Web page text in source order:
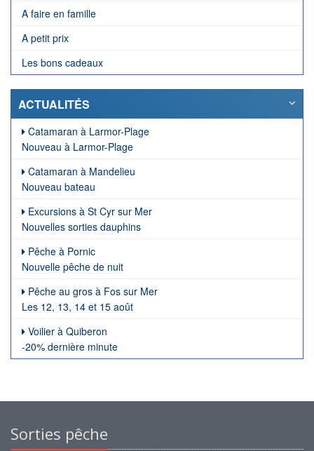
A faire en famille
A petit prix
Les bons cadeaux
ACTUALITÉS
Catamaran à Larmor-Plage
Nouveau à Larmor-Plage
Catamaran à Mandelieu
Nouveau bateau
Excursions à St Cyr sur Mer
Nouvelles sorties dauphins
Pêche à Pornic
Nouvelle pêche de nuit
Pêche au gros à Fos sur Mer
Les 12, 13, 14 et 15 août
Voilier à Quiberon
-20% dernière minute
Sorties pêche